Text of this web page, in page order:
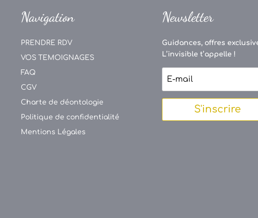
Navigation
PRENDRE RDV
VOS TEMOIGNAGES
FAQ
CGV
Charte de déontologie
Politique de confidentialité
Mentions Légales
Newsletter
Guidances, offres
L’invisible t’appelle !
S'inscrire